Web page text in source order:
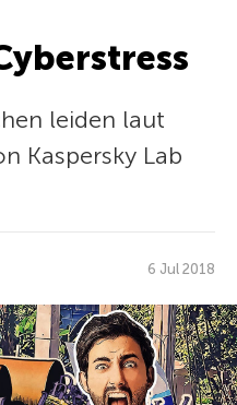
leiden laut
Kaspersky Lab
6 Jul 2018